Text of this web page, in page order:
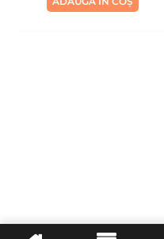
Folie de camera pentru